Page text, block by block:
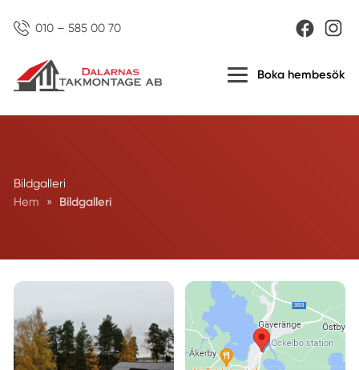
010 – 585 00 70
Boka hembesök
Bildgalleri
Hem
» Bildgalleri